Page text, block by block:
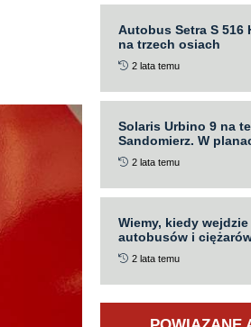
Autobus Setra S 516
na trzech osiach
2 lata temu
Solaris Urbino 9 na
Sandomierz. W
elektrobusów
2 lata temu
Wiemy, kiedy
autobusów i
2 lata temu